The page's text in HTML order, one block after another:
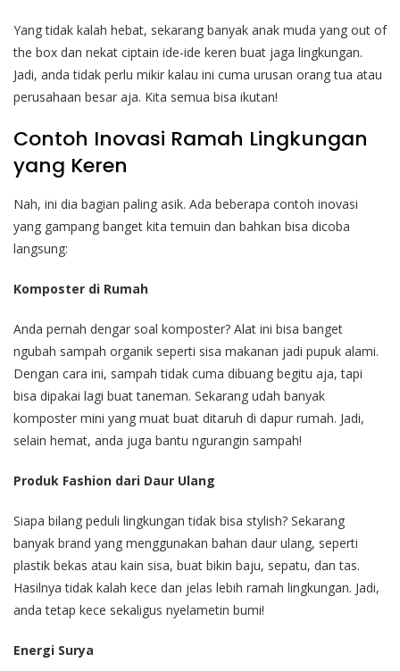
Yang tidak kalah hebat, sekarang banyak anak muda yang out of
the box dan nekat ciptain ide-ide keren buat jaga lingkungan.
Jadi, anda tidak perlu mikir kalau ini cuma urusan orang tua atau
perusahaan besar aja. Kita semua bisa ikutan!
Contoh Inovasi Ramah Lingkungan
yang Keren
Nah, ini dia bagian paling asik. Ada beberapa contoh inovasi
yang gampang banget kita temuin dan bahkan bisa dicoba
langsung:
Komposter di Rumah
Anda pernah dengar soal komposter? Alat ini bisa banget
ngubah sampah organik seperti sisa makanan jadi pupuk alami.
Dengan cara ini, sampah tidak cuma dibuang begitu aja, tapi
bisa dipakai lagi buat taneman. Sekarang udah banyak
komposter mini yang muat buat ditaruh di dapur rumah. Jadi,
selain hemat, anda juga bantu ngurangin sampah!
Produk Fashion dari Daur Ulang
Siapa bilang peduli lingkungan tidak bisa stylish? Sekarang
banyak brand yang menggunakan bahan daur ulang, seperti
plastik bekas atau kain sisa, buat bikin baju, sepatu, dan tas.
Hasilnya tidak kalah kece dan jelas lebih ramah lingkungan. Jadi,
anda tetap kece sekaligus nyelametin bumi!
Energi Surya